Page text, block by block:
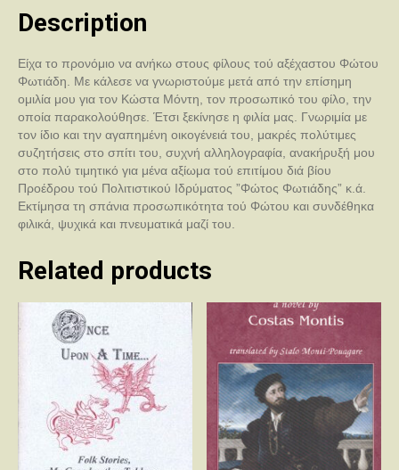
-
Αρθρογραφία)
Description
Είχα το προνόμιο να ανήκω στους φίλους τού αξέχαστου Φώτου
Φωτιάδη. Με κάλεσε να γνωριστούμε μετά από την επίσημη
ομιλία μου για τον Κώστα Μόντη, τον προσωπικό του φίλο, την
οποία παρακολούθησε. Έτσι ξεκίνησε η φιλία μας. Γνωριμία με
τον ίδιο και την αγαπημένη οικογένειά του, μακρές πολύτιμες
συζητήσεις στο σπίτι του, συχνή αλληλογραφία, ανακήρυξή μου
στο πολύ τιμητικό για μένα αξίωμα τού επιτίμου διά βίου
Προέδρου τού Πολιτιστικού Ιδρύματος ”Φώτος Φωτιάδης” κ.ά.
Εκτίμησα τη σπάνια προσωπικότητα τού Φώτου και συνδέθηκα
φιλικά, ψυχικά και πνευματικά μαζί του.
Related products